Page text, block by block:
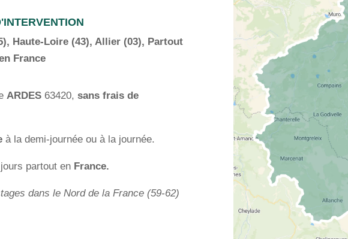
Haute-Loire (43), Allier (03), Partout
France
ARDES63420, sans frais de
à la demi-journée ou à la journée.
partout en France.
dans le Nord de la France (59-62)